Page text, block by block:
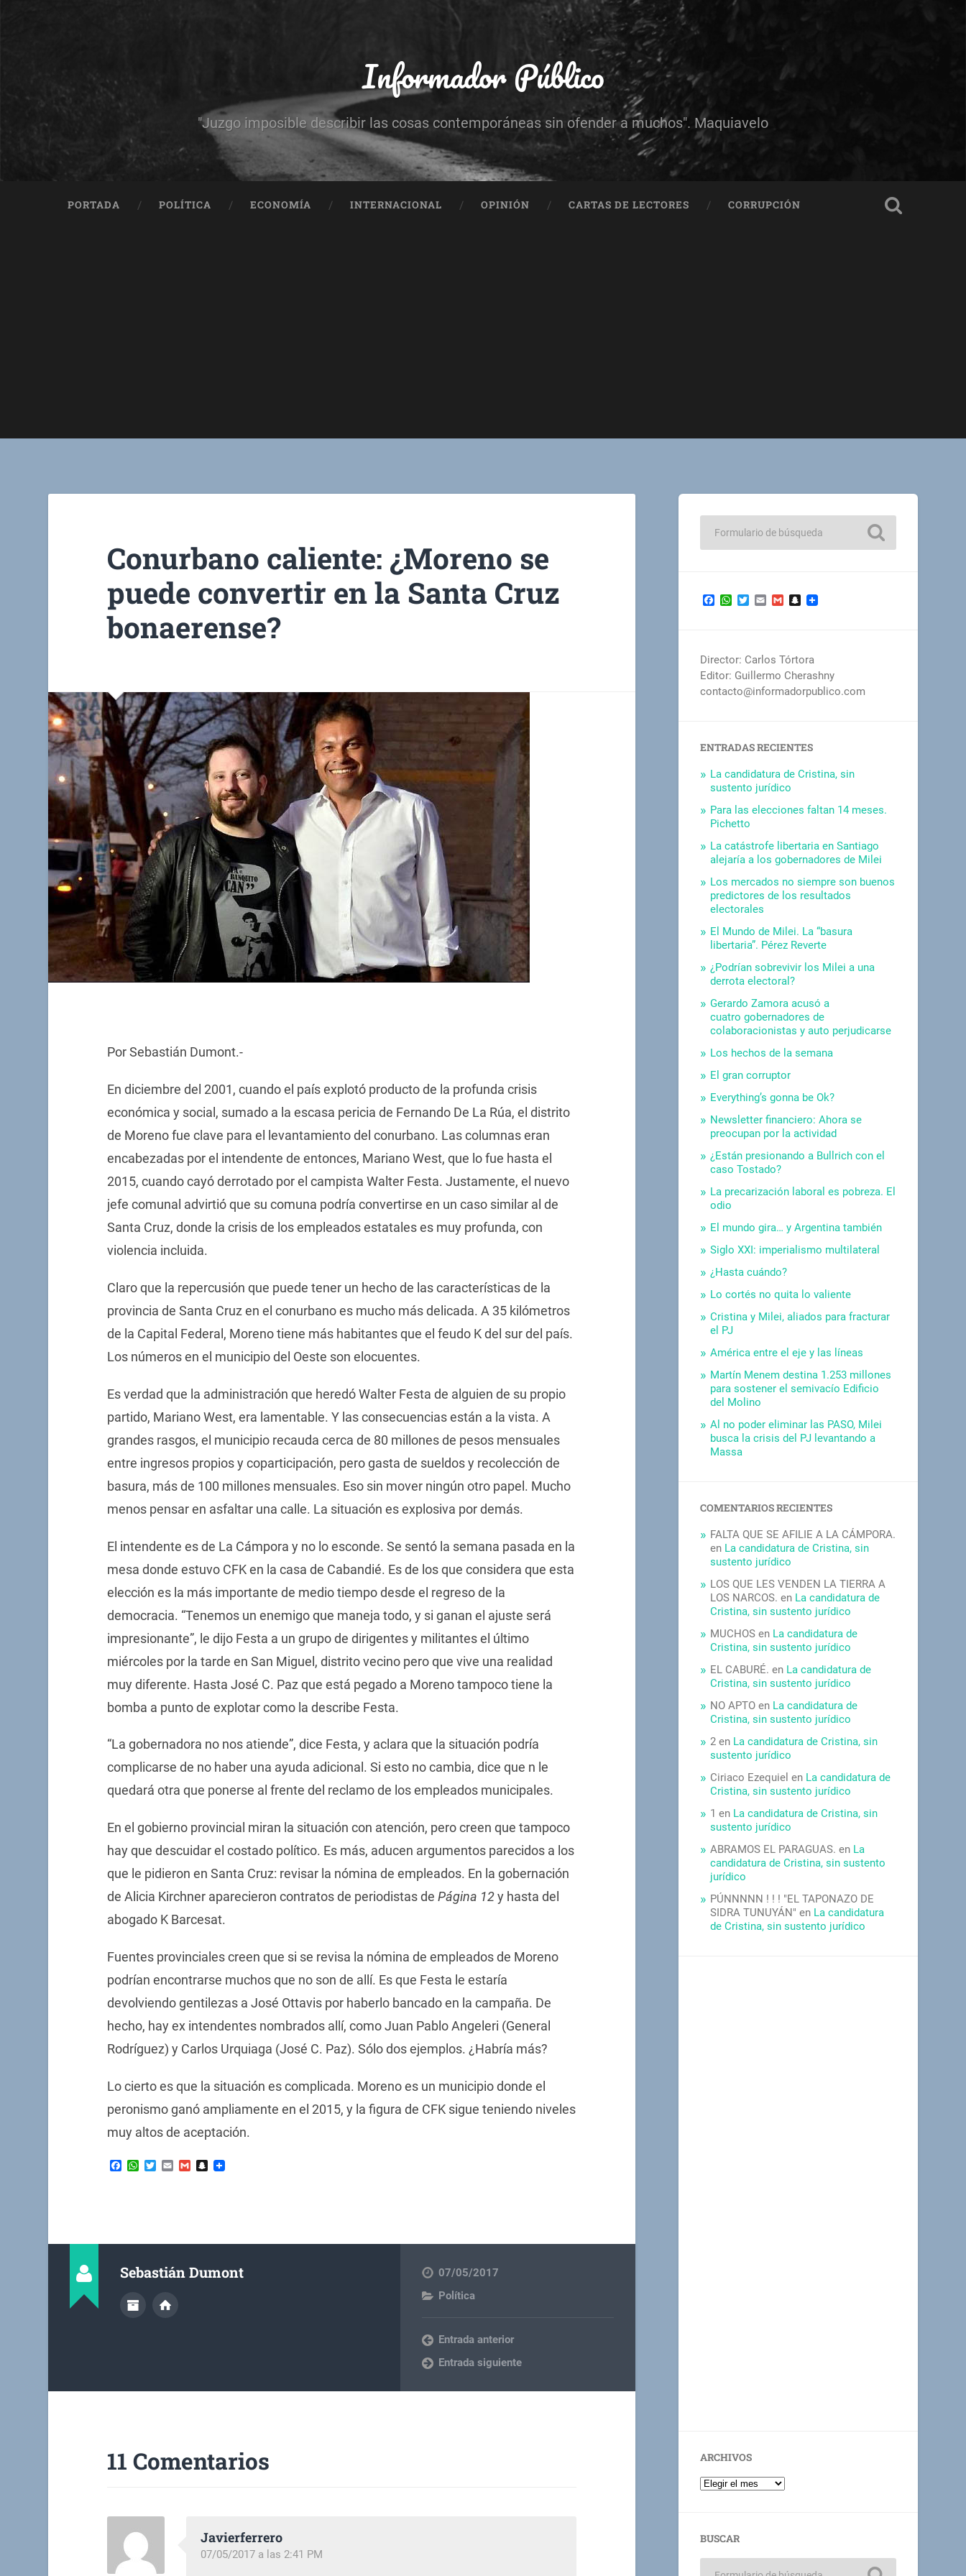
Informador Público
"Juzgo imposible describir las cosas contemporáneas sin ofender a muchos". Maquiavelo
PORTADA POLÍTICA ECONOMÍA INTERNACIONAL OPINIÓN CARTAS DE LECTORES CORRUPCIÓN
Conurbano caliente: ¿Moreno se
puede convertir en la Santa Cruz
bonaerense?
Por Sebastián Dumont.-
En diciembre del 2001, cuando el país explotó producto de la profunda crisis
económica y social, sumado a la escasa pericia de Fernando De La Rúa, el distrito
de Moreno fue clave para el levantamiento del conurbano. Las columnas eran
encabezadas por el intendente de entonces, Mariano West, que lo fue hasta el
2015, cuando cayó derrotado por el campista Walter Festa. Justamente, el nuevo
jefe comunal advirtió que su comuna podría convertirse en un caso similar al de
Santa Cruz, donde la crisis de los empleados estatales es muy profunda, con
violencia incluida.
Claro que la repercusión que puede tener un hecho de las características de la
provincia de Santa Cruz en el conurbano es mucho más delicada. A 35 kilómetros
de la Capital Federal, Moreno tiene más habitantes que el feudo K del sur del país.
Los números en el municipio del Oeste son elocuentes.
Es verdad que la administración que heredó Walter Festa de alguien de su propio
partido, Mariano West, era lamentable. Y las consecuencias están a la vista. A
grandes rasgos, el municipio recauda cerca de 80 millones de pesos mensuales
entre ingresos propios y coparticipación, pero gasta de sueldos y recolección de
basura, más de 100 millones mensuales. Eso sin mover ningún otro papel. Mucho
menos pensar en asfaltar una calle. La situación es explosiva por demás.
El intendente es de La Cámpora y no lo esconde. Se sentó la semana pasada en la
mesa donde estuvo CFK en la casa de Cabandié. Es de los que considera que esta
elección es la más importante de medio tiempo desde el regreso de la
democracia. “Tenemos un enemigo que maneja todo, y si ganan el ajuste será
impresionante”, le dijo Festa a un grupo de dirigentes y militantes el último
miércoles por la tarde en San Miguel, distrito vecino pero que vive una realidad
muy diferente. Hasta José C. Paz que está pegado a Moreno tampoco tiene la
bomba a punto de explotar como la describe Festa.
“La gobernadora no nos atiende”, dice Festa, y aclara que la situación podría
complicarse de no haber una ayuda adicional. Si esto no cambia, dice que n le
quedará otra que ponerse al frente del reclamo de los empleados municipales.
En el gobierno provincial miran la situación con atención, pero creen que tampoco
hay que descuidar el costado político. Es más, aducen argumentos parecidos a los
que le pidieron en Santa Cruz: revisar la nómina de empleados. En la gobernación
de Alicia Kirchner aparecieron contratos de periodistas de Página 12y hasta del
abogado K Barcesat.
Fuentes provinciales creen que si se revisa la nómina de empleados de Moreno
podrían encontrarse muchos que no son de allí. Es que Festa le estaría
devolviendo gentilezas a José Ottavis por haberlo bancado en la campaña. De
hecho, hay ex intendentes nombrados allí, como Juan Pablo Angeleri (General
Rodríguez) y Carlos Urquiaga (José C. Paz). Sólo dos ejemplos. ¿Habría más?
Lo cierto es que la situación es complicada. Moreno es un municipio donde el
peronismo ganó ampliamente en el 2015, y la figura de CFK sigue teniendo niveles
muy altos de aceptación.
Facebook
WhatsApp
TwitterEmailGmailSnapchat
Sebastián Dumont
07/05/2017
Política
Entrada anterior
Entrada siguiente
11 Comentarios
Javierferrero
07/05/2017 a las 2:41 PM
Facebook
WhatsApp
TwitterEmailGmailSnapchat
Director: Carlos Tórtora
Editor: Guillermo Cherashny
contacto@informadorpublico.com
ENTRADAS RECIENTES
La candidatura de Cristina, sin
sustento jurídico
Para las elecciones faltan 14 meses.
Pichetto
La catástrofe libertaria en Santiago
alejaría a los gobernadores de Milei
Los mercados no siempre son buenos
predictores de los resultados
electorales
El Mundo de Milei. La “basura
libertaria”. Pérez Reverte
¿Podrían sobrevivir los Milei a una
derrota electoral?
Gerardo Zamora acusó a
cuatro gobernadores de
colaboracionistas y auto perjudicarse
Los hechos de la semana
El gran corruptor
Everything’s gonna be Ok?
Newsletter financiero: Ahora se
preocupan por la actividad
¿Están presionando a Bullrich con el
caso Tostado?
La precarización laboral es pobreza. El
odio
El mundo gira… y Argentina también
Siglo XXI: imperialismo multilateral
¿Hasta cuándo?
Lo cortés no quita lo valiente
Cristina y Milei, aliados para fracturar
el PJ
América entre el eje y las líneas
Martín Menem destina 1.253 millones
para sostener el semivacío Edificio
del Molino
Al no poder eliminar las PASO, Milei
busca la crisis del PJ levantando a
Massa
COMENTARIOS RECIENTES
FALTA QUE SE AFILIE A LA CÁMPORA.
en La candidatura de Cristina, sin
sustento jurídico
LOS QUE LES VENDEN LA TIERRA A
LOS NARCOS. en La candidatura de
Cristina, sin sustento jurídico
MUCHOS en La candidatura de
Cristina, sin sustento jurídico
EL CABURÉ. en La candidatura de
Cristina, sin sustento jurídico
NO APTO en La candidatura de
Cristina, sin sustento jurídico
2 en La candidatura de Cristina, sin
sustento jurídico
Ciriaco Ezequiel en La candidatura de
Cristina, sin sustento jurídico
1 en La candidatura de Cristina, sin
sustento jurídico
ABRAMOS EL PARAGUAS. en La
candidatura de Cristina, sin sustento
jurídico
PÚNNNNN ! ! ! "EL TAPONAZO DE
SIDRA TUNUYÁN" en La candidatura
de Cristina, sin sustento jurídico
ARCHIVOS
BUSCAR